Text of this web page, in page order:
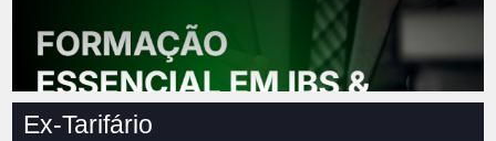
Ex-Tarifário